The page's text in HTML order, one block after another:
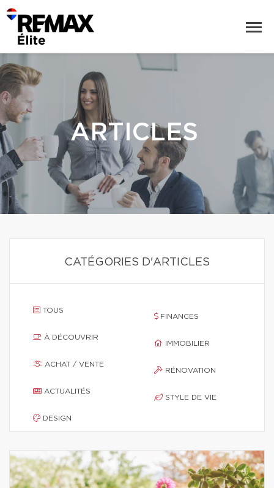
ARTICLES
CATÉGORIES D'ARTICLES
TOUS
À DÉCOUVRIR
ACHAT / VENTE
ACTUALITÉS
DESIGN
FINANCES
IMMOBILIER
RÉNOVATION
STYLE DE VIE